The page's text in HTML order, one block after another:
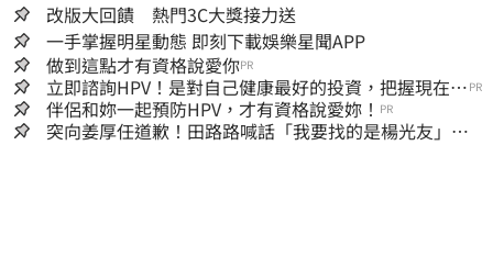
改版大回饋 熱門3C大獎接力送
一手掌握明星動態 即刻下載娛樂星聞APP
做到這點才有資格說愛你PR
立即諮詢HPV！是對自己健康最好的投資，把握現在不
嫌晚！
PR
伴侶和妳一起預防HPV，才有資格說愛妳！ PR
突向姜厚任道歉！田路路喊話「我要找的是楊光友」：